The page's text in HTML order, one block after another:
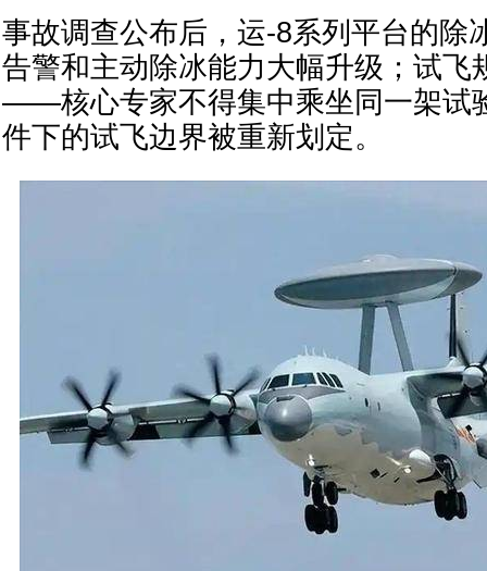
事故调查公布后，运-8系列平台的除
告警和主动除冰能力大幅升级；试飞
——核心专家不得集中乘坐同一架试
件下的试飞边界被重新划定。